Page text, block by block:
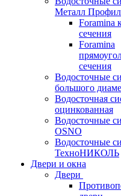
Металл
Foramina
сечения
Foramina
сечения
Водосточные
большого
Водосточная
оцинкованная
Водосточные
OSNO
Водосточные
ТехноНИКОЛЬ
Двери и окна
Двери